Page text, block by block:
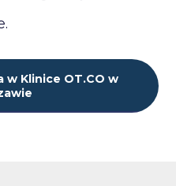
w Klinice OT.CO w